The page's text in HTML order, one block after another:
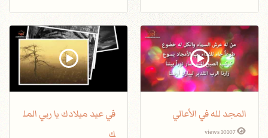
المجد لله في الأعالي
10107 views
في عيد ميلادك يا ربي المل
ك